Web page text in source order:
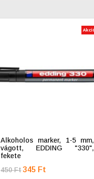
Alkoholos marker, 1-5 mm,
vágott, EDDING "330",
fekete
450 Ft345 Ft